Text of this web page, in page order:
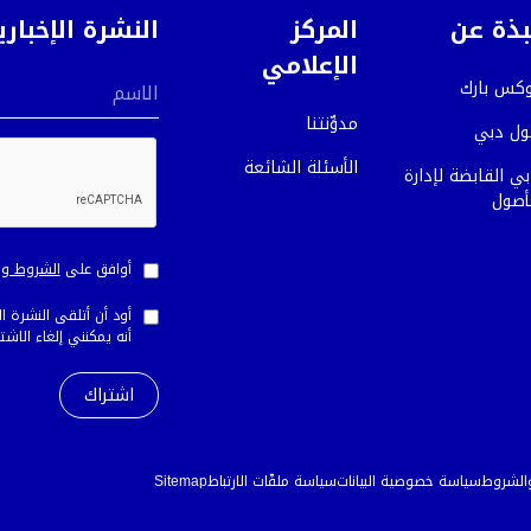
عن
بارك
دبي
القابضة لإدارة
المركز
الإعلامي
مدوِّنتنا
الأسئلة الشائعة
النشرة
الاسم
أوافق علىالشروط
أود أن أتلقى النشرة
أنه يمكنني إلغاء
سياسة خصوصية البياناتسياسة ملفّات الارتباطSitemap